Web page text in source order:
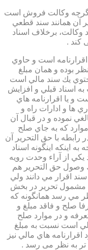
، گرچه وكالت فروش است
آن همانند سند قطعي
برخلاف اسناد
کند .
اقرارنامه است و حاوي
بوده و همان مبلغ
محتوي يك سند مالي است
به اسناد قبلي و افزايش
و يا اقرارنامه هاي
ها و ادارات راه و
نموده و در قبال آن
كه به جاي صلح
رابطه با حق التحرير آن
اينكه اينگونه اسناد
از آراء وحدت رويه
وصول حق التحرير هم
اقرار مي دانند ولي
مشمول تحرير در بخش
مي رسد همانگونه كه
صلح و فاقد مبلغ و
و در موارد صلح
است نسبت به مبلغ
هاي مالي نيز
تر به نظر می رسد .